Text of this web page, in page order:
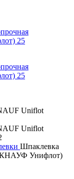
Шпаклевка
(КНАУФ Унифлот)